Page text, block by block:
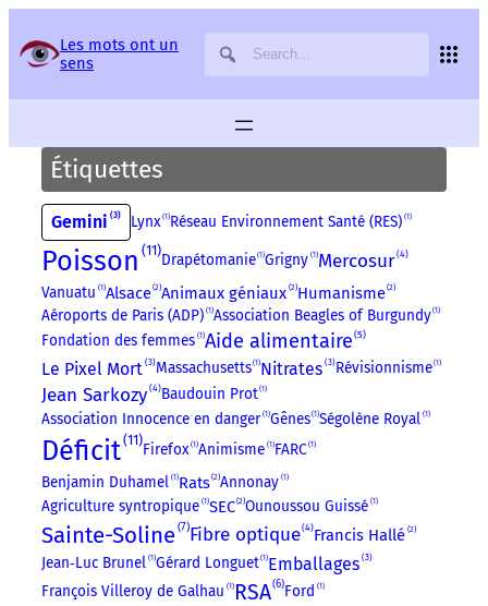
Les mots ont un
sens
Étiquettes
Gemini 3 Lynx 1 Réseau Environnement Santé (RES) 1
Poisson 11
Drapétomanie 1 Grigny 1 Mercosur 4
Vanuatu 1 Alsace 2 Animaux géniaux 2 Humanisme 2
Aéroports de Paris (ADP) 1 Association Beagles of Burgundy 1
Fondation des femmes 1 Aide alimentaire 5
Le Pixel Mort 3 Massachusetts 1 Nitrates 3 Révisionnisme 1
Jean Sarkozy 4 Baudouin Prot 1
Association Innocence en danger 1 Gênes 1 Ségolène Royal 1
Déficit 11
Firefox 1 Animisme 1 FARC 1
Benjamin Duhamel 1 Rats 2 Annonay 1
Agriculture syntropique 1 SEC 2 Ounoussou Guissé 1
Sainte-Soline 7 Fibre optique 4 Francis Hallé 2
Jean‑Luc Brunel 1 Gérard Longuet 1 Emballages 3
François Villeroy de Galhau 1 RSA 6 Ford 1
Panneau de gestion des services